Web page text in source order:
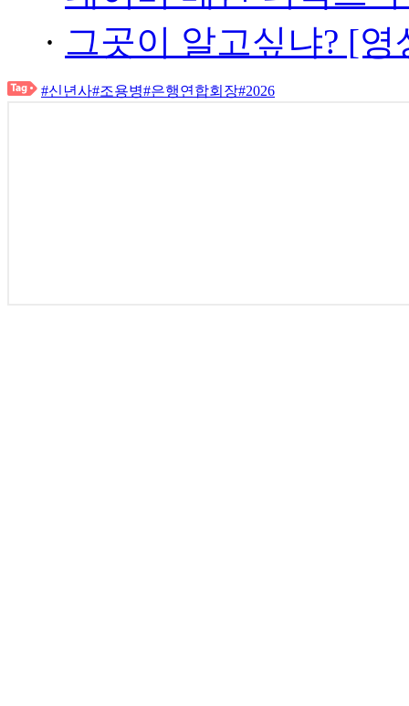
· 그곳이 알고싶냐? [
#신년사#조용병#은행연합회장#2026